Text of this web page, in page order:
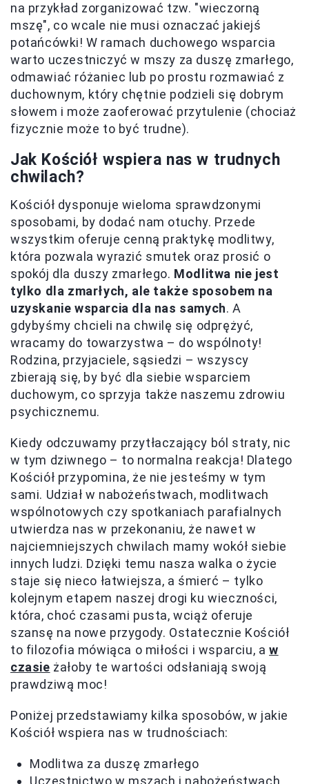
na przykład zorganizować tzw. "wieczorną
mszę", co wcale nie musi oznaczać jakiejś
potańcówki! W ramach duchowego wsparcia
warto uczestniczyć w mszy za duszę zmarłego,
odmawiać różaniec lub po prostu rozmawiać z
duchownym, który chętnie podzieli się dobrym
słowem i może zaoferować przytulenie (chociaż
fizycznie może to być trudne).
Jak Kościół wspiera nas w trudnych
chwilach?
Kościół dysponuje wieloma sprawdzonymi
sposobami, by dodać nam otuchy. Przede
wszystkim oferuje cenną praktykę modlitwy,
która pozwala wyrazić smutek oraz prosić o
spokój dla duszy zmarłego. Modlitwa nie jest
tylko dla zmarłych, ale także sposobem na
uzyskanie wsparcia dla nas samych. A
gdybyśmy chcieli na chwilę się odprężyć,
wracamy do towarzystwa – do wspólnoty!
Rodzina, przyjaciele, sąsiedzi – wszyscy
zbierają się, by być dla siebie wsparciem
duchowym, co sprzyja także naszemu zdrowiu
psychicznemu.
Kiedy odczuwamy przytłaczający ból straty, nic
w tym dziwnego – to normalna reakcja! Dlatego
Kościół przypomina, że nie jesteśmy w tym
sami. Udział w nabożeństwach, modlitwach
wspólnotowych czy spotkaniach parafialnych
utwierdza nas w przekonaniu, że nawet w
najciemniejszych chwilach mamy wokół siebie
innych ludzi. Dzięki temu nasza walka o życie
staje się nieco łatwiejsza, a śmierć – tylko
kolejnym etapem naszej drogi ku wieczności,
która, choć czasami pusta, wciąż oferuje
szansę na nowe przygody. Ostatecznie Kościół
to filozofia mówiąca o miłości i wsparciu, aw
czasie żałoby te wartości odsłaniają swoją
prawdziwą moc!
Poniżej przedstawiamy kilka sposobów, w jakie
Kościół wspiera nas w trudnościach:
Modlitwa za duszę zmarłego
Uczestnictwo w mszach i nabożeństwach